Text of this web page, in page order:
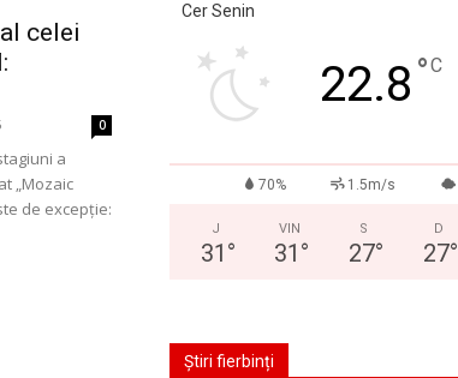
celei
0
a
„Mozaic
de excepție:
Cer Senin
22.8 °C
70% 1.5m/s
J
31 °
VIN
31 °
S
27°
D
27°
Știri fierbinți